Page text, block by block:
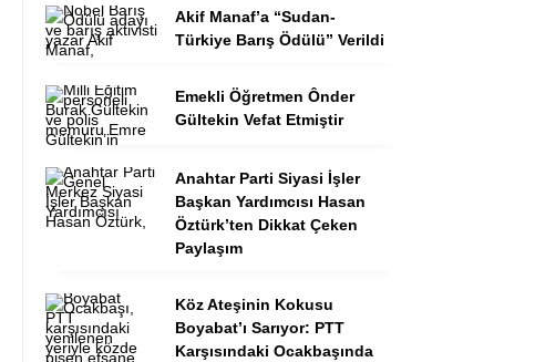
Akif Manaf’a “Sudan-
Türkiye Barış Ödülü” Verildi
Emekli Öğretmen Ônder
Gültekin Vefat Etmiştir
Anahtar Parti Siyasi İşler
Başkan Yardımcısı Hasan
Öztürk’ten Dikkat Çeken
Paylaşım
Köz Ateşinin Kokusu
Boyabat’ı Sarıyor: PTT
Karşısındaki Ocakbaşında